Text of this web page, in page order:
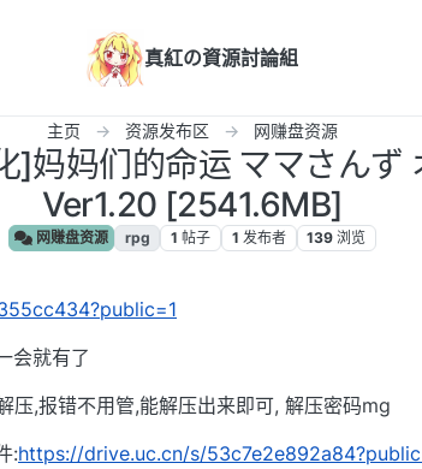
真紅の資源討論組
主页 资源发布区 网赚盘资源
妈妈们的命运 ママさんず
Ver1.20 [2541.6MB]
网赚盘资源 rpg 1 帖子 1 发布者 139 浏览
会就有了
,报错不用管,能解压出来即可, 解压密码mg
:https://drive.uc.cn/s/